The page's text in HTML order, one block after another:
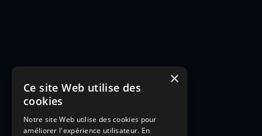
×
Ce site Web utilise des
cookies
Notre site Web utilise des cookies pour
améliorer l'expérience utilisateur. En